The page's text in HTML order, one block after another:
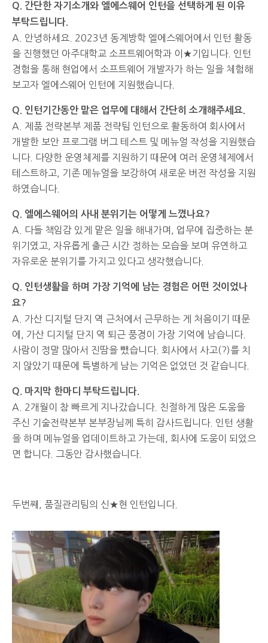
Q. 간단한 자기소개와 엘에스웨어 인턴을 선택하게 된 이유
부탁드립니다.
A. 안녕하세요. 2023년 동계방학 엘에스웨어에서 인턴 활동
을 진행했던 아주대학교 소프트웨어학과 이★기입니다. 인턴
경험을 통해 현업에서 소프트웨어 개발자가 하는 일을 체험해
보고자 엘에스웨어 인턴에 지원했습니다.
Q. 인턴기간동안 맡은 업무에 대해서 간단히 소개해주세요.
A. 제품 전략본부 제품 전략팀 인턴으로 활동하여 회사에서
개발한 보안 프로그램 버그 테스트 및 메뉴얼 작성을 지원했습
니다. 다양한 운영체제를 지원하기 때문에 여러 운영체제에서
테스트하고, 기존 메뉴얼을 보강하여 새로운 버전 작성을 지원
하였습니다.
Q. 엘에스웨어의 사내 분위기는 어떻게 느꼈나요?
A. 다들 책임감 있게 맡은 일을 해내가며, 업무에 집중하는 분
위기였고, 자유롭게 출근 시간 정하는 모습을 보며 유연하고
자유로운 분위기를 가지고 있다고 생각했습니다.
Q. 인턴생활을 하며 가장 기억에 남는 경험은 어떤 것이었나
요?
A. 가산 디지털 단지 역 근처에서 근무하는 게 처음이기 때문
에, 가산 디지털 단지 역 퇴근 풍경이 가장 기억에 남습니다.
사람이 정말 많아서 진땀을 뺐습니다. 회사에서 사고(?)를 치
지 않았기 때문에 특별하게 남는 기억은 없었던 것 같습니다.
Q. 마지막 한마디 부탁드립니다.
A. 2개월이 참 빠르게 지나갔습니다. 친절하게 많은 도움을
주신 기술전략본부 본부장님께 특히 감사드립니다. 인턴 생활
을 하며 메뉴얼을 업데이트하고 가는데, 회사에 도움이 되었으
면 합니다. 그동안 감사했습니다.
두번째, 품질관리팀의 신★현 인턴입니다.